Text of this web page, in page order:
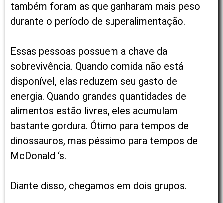
também foram as que ganharam mais peso
durante o período de superalimentação.
Essas pessoas possuem a chave da
sobrevivência. Quando comida não está
disponível, elas reduzem seu gasto de
energia. Quando grandes quantidades de
alimentos estão livres, eles acumulam
bastante gordura. Ótimo para tempos de
dinossauros, mas péssimo para tempos de
McDonald ‘s.
Diante disso, chegamos em dois grupos.